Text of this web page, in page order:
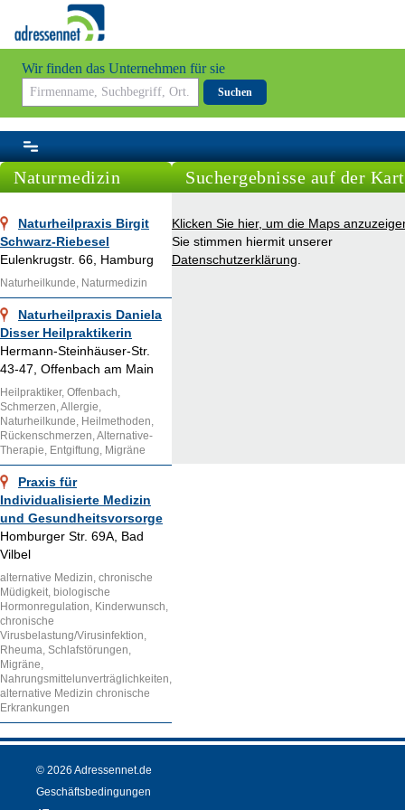
Wir finden das Unternehmen für sie
Suchen
Naturmedizin
Naturheilpraxis Birgit
Schwarz-Riebesel
Eulenkrugstr. 66, Hamburg
Naturheilkunde, Naturmedizin
Naturheilpraxis Daniela
Disser Heilpraktikerin
Hermann-Steinhäuser-Str.
43-47, Offenbach am Main
Heilpraktiker, Offenbach,
Schmerzen, Allergie,
Naturheilkunde, Heilmethoden,
Rückenschmerzen, Alternative-
Therapie, Entgiftung, Migräne
Praxis für
Individualisierte Medizin
und Gesundheitsvorsorge
Homburger Str. 69A, Bad
Vilbel
alternative Medizin, chronische
Müdigkeit, biologische
Hormonregulation, Kinderwunsch,
chronische
Virusbelastung/Virusinfektion,
Rheuma, Schlafstörungen,
Migräne,
Nahrungsmittelunverträglichkeiten,
alternative Medizin chronische
Erkrankungen
Suchergebnisse auf der
Klicken Sie hier, um die Maps
Sie stimmen hiermit unserer
Datenschutzerklärung
© 2026 Adressennet.de
Geschäftsbedingungen